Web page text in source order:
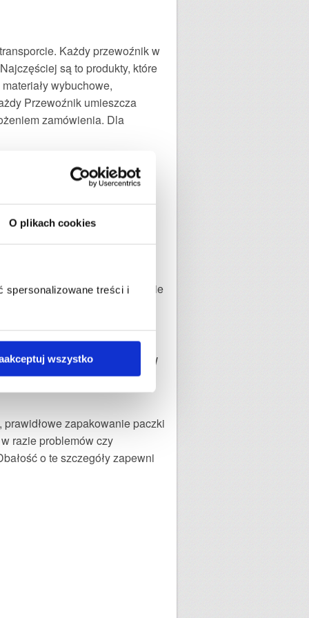
O plikach cookies
spersonalizowane treści i
wszystko
Każdy przewoźnik w
są to produkty, które
wybuchowe,
Przewoźnik umieszcza
zamówienia. Dla
adres zarówno Nadawcy i
również powinny być
połączeń na numery inne niż
drzwiach, dzwonku, domofonie
w czasie rzeczywistym. W
i dodatkowe opcje, które
zapakowanie paczki
razie problemów czy
o te szczegóły zapewni